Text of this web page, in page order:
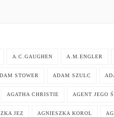
A.C.GAUGHEN A.M.ENGLER
STOWER ADAM SZULC
AGATHA CHRISTIE AGENT JEGO
JEZ AGNIESZKA KOROL